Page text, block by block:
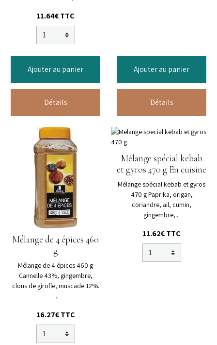
11.64€ TTC
Ajouter au panier
Détails
Ajouter au panier
Détails
Mélange de 4 épices 460
g
Mélange de 4 épices 460 g
Cannelle 43%, gingembre,
clous de girofle, muscade 12%.
...
16.27€ TTC
Mélange spécial kebab
et gyros 470 g En cuisine
Mélange spécial kebab et gyros
470 g Paprika, origan,
coriandre, ail, cumin,
gingembre,...
11.62€ TTC